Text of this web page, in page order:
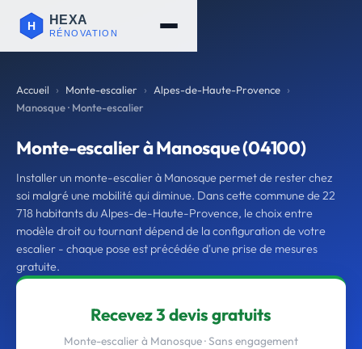
Accueil Monte-escalier
Alpes-de-Haute-Provence
Manosque · Monte-escalier
Monte-escalier à Manosque (04100)
Installer un monte-escalier à Manosque permet de rester chez
soi malgré une mobilité qui diminue. Dans cette commune de 22
718 habitants du Alpes-de-Haute-Provence, le choix entre
modèle droit ou tournant dépend de la configuration de votre
escalier - chaque pose est précédée d'une prise de mesures
gratuite.
Recevez 3 devis gratuits
Monte-escalier à Manosque · Sans engagement